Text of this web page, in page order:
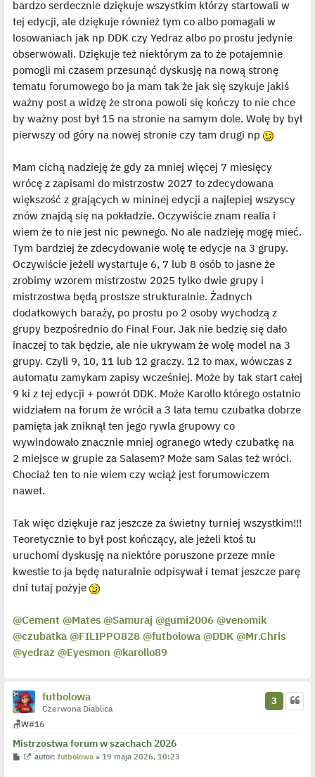
bardzo serdecznie dziękuje wszystkim którzy startowali w
tej edycji, ale dziękuje również tym co albo pomagali w
losowaniach jak np DDK czy Yedraz albo po prostu jedynie
obserwowali. Dziękuje też niektórym za to że potajemnie
pomogli mi czasem przesunąć dyskusję na nową stronę
tematu forumowego bo ja mam tak że jak się szykuje jakiś
ważny post a widzę że strona powoli się kończy to nie chce
by ważny post był 15 na stronie na samym dole. Wolę by był
pierwszy od góry na nowej stronie czy tam drugi np
Mam cichą nadzieję że gdy za mniej więcej 7 miesięcy
wrócę z zapisami do mistrzostw 2027 to zdecydowana
większość z grających w mininej edycji a najlepiej wszyscy
znów znajdą się na pokładzie. Oczywiście znam realia i
wiem że to nie jest nic pewnego. No ale nadzieję mogę mieć.
Tym bardziej że zdecydowanie wolę te edycje na 3 grupy.
Oczywiście jeżeli wystartuje 6, 7 lub 8 osób to jasne że
zrobimy wzorem mistrzostw 2025 tylko dwie grupy i
mistrzostwa będą prostsze strukturalnie. Żadnych
dodatkowych baraży, po prostu po 2 osoby wychodzą z
grupy bezpośrednio do Final Four. Jak nie bedzię się dało
inaczej to tak będzie, ale nie ukrywam że wolę model na 3
grupy. Czyli 9, 10, 11 lub 12 graczy. 12 to max, wówczas z
automatu zamykam zapisy wcześniej. Może by tak start całej
9 ki z tej edycji + powrót DDK. Może Karollo którego ostatnio
widziałem na forum że wrócił a 3 lata temu czubatka dobrze
pamięta jak zniknął ten jego rywla grupowy co
wywindowało znacznie mniej ogranego wtedy czubatkę na
2 miejsce w grupie za Salasem? Może sam Salas też wróci.
Chociaż ten to nie wiem czy wciąż jest forumowiczem
nawet.
Tak więc dziękuje raz jeszcze za świetny turniej wszystkim!!!
Teoretycznie to był post kończący, ale jeżeli ktoś tu
uruchomi dyskusję na niektóre poruszone przeze mnie
kwestie to ja będę naturalnie odpisywał i temat jeszcze parę
dni tutaj pożyje
@Cement @Mates @Samuraj @gumi2006 @venomik
@czubatka @FILIPPO828 @futbolowa @DDK @Mr.Chris
@yedraz @Eyesmon @karollo89
futbolowa
Czerwona Diablica
🪑W#16
Mistrzostwa forum w szachach 2026
3
P
W
autor:futbolowa »19 maja 2026, 10:23